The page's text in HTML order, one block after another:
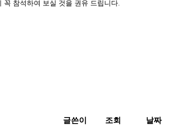
참석하여 보실 것을 권유 드립니다.
글쓴이 조회
날짜